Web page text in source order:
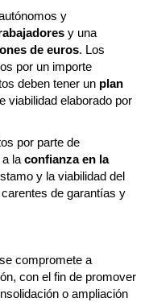
y
y una
de euros. Los
por un importe
deben tener un plan
viabilidad elaborado por
por parte de
la confianza en la
y la viabilidad del
de garantías y
compromete a
con el fin de promover
o ampliación